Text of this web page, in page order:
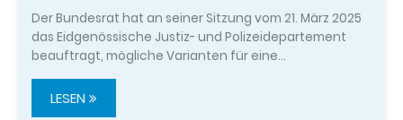
Der Bundesrat hat an seiner Sitzung vom 21. März 2025
das Eidgenössische Justiz- und Polizeidepartement
beauftragt, mögliche Varianten für eine…
LESEN